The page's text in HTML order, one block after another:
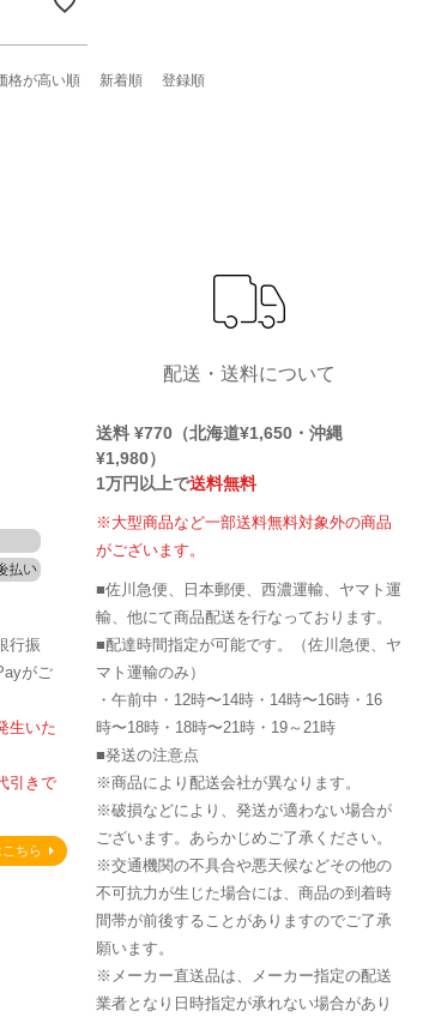
格が高い順 新着順 登録順
行振
がご
生いた
引きで
ちら
配送・送料について
送料 ¥770（北海道¥1,650・沖縄
¥1,980）
1万円以上で送料無料
※大型商品など一部送料無料対象外の商品
がございます。
■佐川急便、日本郵便、西濃運輸、ヤマト運
輸、他にて商品配送を行なっております。
■配達時間指定が可能です。（佐川急便、ヤ
マト運輸のみ）
・午前中・12時〜14時・14時〜16時・16
時〜18時・18時〜21時・19～21時
■発送の注意点
※商品により配送会社が異なります。
※破損などにより、発送が適わない場合が
ございます。あらかじめご了承ください。
※交通機関の不具合や悪天候などその他の
不可抗力が生じた場合には、商品の到着時
間帯が前後することがありますのでご了承
願います。
※メーカー直送品は、メーカー指定の配送
業者となり日時指定が承れない場合があり